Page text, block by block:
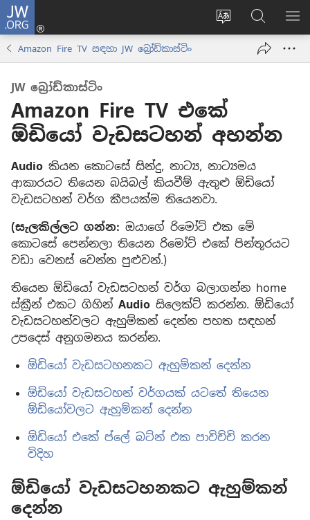
JW.ORG
Change
language
ලොගින්
(opens
JW.ORG
වෙබ්
අඩවියෙන්
Amazon Fire TV සඳහා JW බ්‍රෝඩ්කාස්ටිං
JW බ්‍රෝඩ්කාස්ටිං
Amazon Fire TV එකේ
ඕඩියෝ වැඩසටහන් අහන්න
Audio කියන කොටසේ සින්දු, නාට්‍ය, නාට්‍යමය
ආකාරයට තියෙන බයිබල් කියවීම් ඇතුළු ඕඩියෝ
වැඩසටහන් වර්ග කීපයක්ම තියෙනවා.
(සැලකිල්ලට ගන්න: ඔයාගේ රිමෝට් එක මේ
කොටසේ පෙන්නලා තියෙන රිමෝට් එකේ පින්තූරයට
වඩා වෙනස් වෙන්න පුළුවන්.)
තියෙන ඕඩියෝ වැඩසටහන් වර්ග බලාගන්න home
ස්ක්‍රීන් එකට ගිහින් Audio සිලෙක්ට් කරන්න. ඕඩියෝ
වැඩසටහන්වලට ඇහුම්කන් දෙන්න පහත සඳහන්
උපදෙස් අනුගමනය කරන්න.
ඕඩියෝ වැඩසටහනකට ඇහුම්කන් දෙන්න
ඕඩියෝ වැඩසටහන් වර්ගයක් යටතේ තියෙන
ඕඩියෝවලට ඇහුම්කන් දෙන්න
ඕඩියෝ එකේ ප්ලේ බට්න් එක පාවිච්චි කරන
විදිහ
ඕඩියෝ වැඩසටහනකට ඇහුම්කන්
දෙන්න